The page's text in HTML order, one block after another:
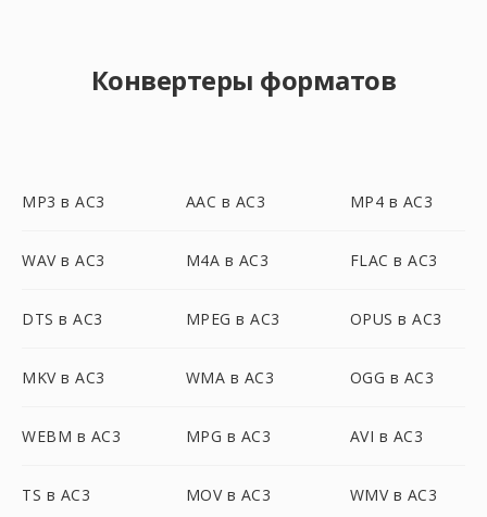
Конвертеры форматов
MP3 в AC3 AAC в AC3 MP4 в AC3
WAV в AC3 M4A в AC3 FLAC в AC3
DTS в AC3 MPEG в AC3 OPUS в AC3
MKV в AC3 WMA в AC3 OGG в AC3
WEBM в AC3 MPG в AC3 AVI в AC3
TS в AC3 MOV в AC3 WMV в AC3